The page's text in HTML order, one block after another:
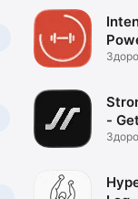
Log
-